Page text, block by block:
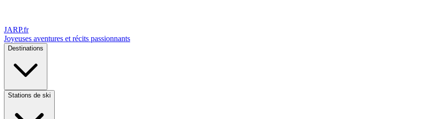
JARP.fr
Joyeuses aventures et récits passionnants
Destinations
Stations de ski